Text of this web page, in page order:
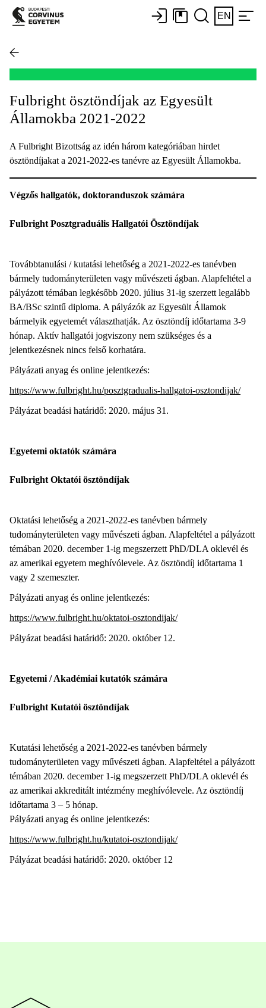
EN
Fulbright ösztöndíjak az Egyesült
Államokba 2021-2022
A Fulbright Bizottság az idén három kategóriában hirdet
ösztöndíjakat a 2021-2022-es tanévre az Egyesült Államokba.
Végzős hallgatók, doktoranduszok számára
Fulbright Posztgraduális Hallgatói Ösztöndíjak
Továbbtanulási / kutatási lehetőség a 2021-2022-es tanévben
bármely tudományterületen vagy művészeti ágban. Alapfeltétel a
pályázott témában legkésőbb 2020. július 31-ig szerzett legalább
BA/BSc szintű diploma. A pályázók az Egyesült Államok
bármelyik egyetemét választhatják. Az ösztöndíj időtartama 3-9
hónap. Aktív hallgatói jogviszony nem szükséges és a
jelentkezésnek nincs felső korhatára.
Pályázati anyag és online jelentkezés:
https://www.fulbright.hu/posztgradualis-hallgatoi-osztondijak/
Pályázat beadási határidő: 2020. május 31.
Egyetemi oktatók számára
Fulbright Oktatói ösztöndíjak
Oktatási lehetőség a 2021-2022-es tanévben bármely
tudományterületen vagy művészeti ágban. Alapfeltétel a pályázott
témában 2020. december 1-ig megszerzett PhD/DLA oklevél és
az amerikai egyetem meghívólevele. Az ösztöndíj időtartama 1
vagy 2 szemeszter.
Pályázati anyag és online jelentkezés:
https://www.fulbright.hu/oktatoi-osztondijak/
Pályázat beadási határidő: 2020. október 12.
Egyetemi / Akadémiai kutatók számára
Fulbright Kutatói ösztöndíjak
Kutatási lehetőség a 2021-2022-es tanévben bármely
tudományterületen vagy művészeti ágban. Alapfeltétel a pályázott
témában 2020. december 1-ig megszerzett PhD/DLA oklevél és
az amerikai akkreditált intézmény meghívólevele. Az ösztöndíj
időtartama 3 – 5 hónap.
Pályázati anyag és online jelentkezés:
https://www.fulbright.hu/kutatoi-osztondijak/
Pályázat beadási határidő: 2020. október 12